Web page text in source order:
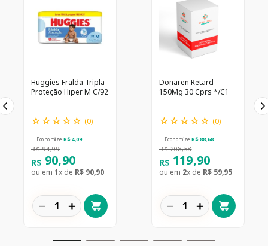
Huggies Fralda Tripla
Proteção Hiper M C/92
☆☆☆☆☆ (0)
Economize R$ 4,09
R$ 94,99
R$ 90,90
ou em 1x de R$ 90,90
＋
－
Donaren Retard
150Mg 30 Cprs */C1
☆☆☆☆☆ (0)
Economize R$ 88,68
R$ 208,58
R$ 119,90
ou em 2x de R$ 59,95
＋
－